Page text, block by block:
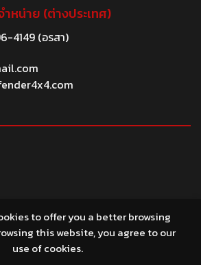
หน่าย (ต่างประเทศ)
4149(อรสา)
to offer you a better browsing
this website, you agree to our
use of cookies.